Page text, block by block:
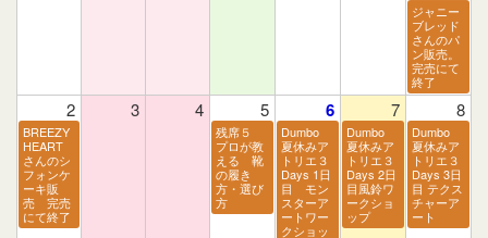
ジャニー
ブレッド
さんのパ
ン販売。
完売にて
終了
2 3 4 5 6 7 8
BREEZY
HEART
さんのシ
フォンケ
ーキ販
売 完売
にて終了
残席５
プロが教
える 靴
の履き
方・選び
方
Dumbo
夏休みア
トリエ３
Days 1日
目 モン
スターア
ートワー
クショッ
Dumbo
夏休みア
トリエ３
Days 2日
目風鈴ワ
ークショ
ップ
Dumbo
夏休みア
トリエ３
Days 3日
目 テクス
チャーア
ート